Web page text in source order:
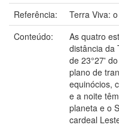
Referência:
Terra Viva:
Conteúdo:
As quatro
distância da
de 23°27'
plano de
equinócios,
e a noite
planeta e o
cardeal